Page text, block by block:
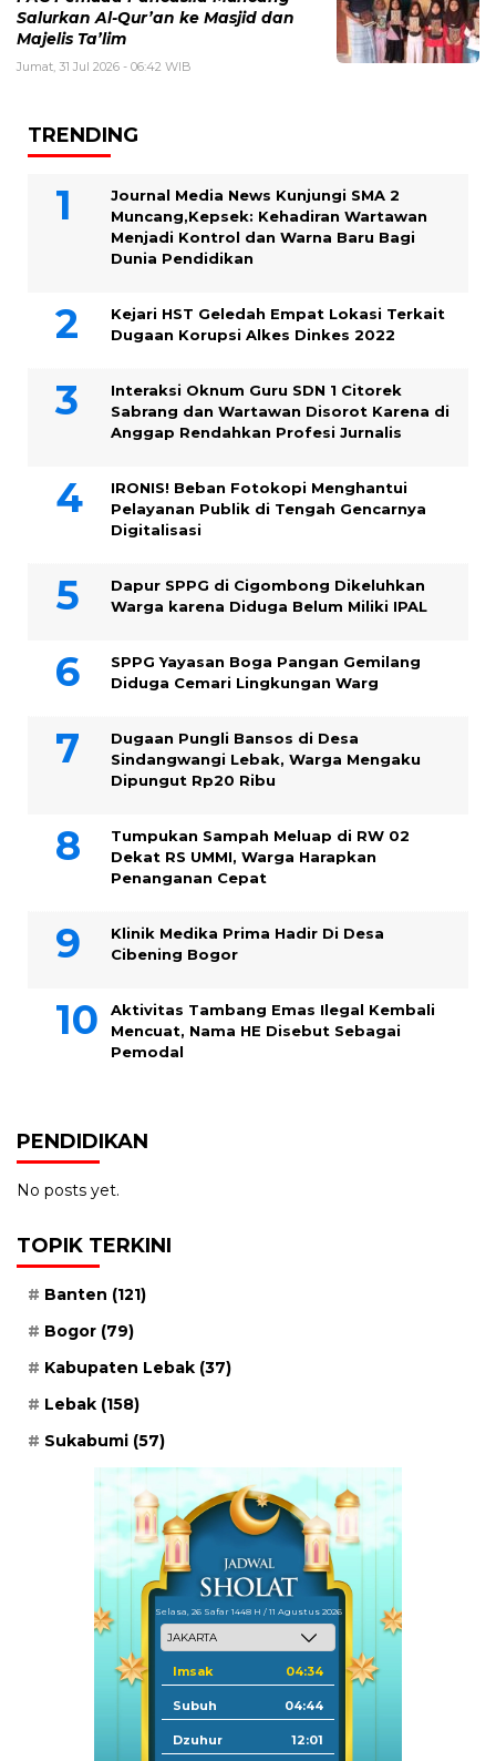
Salurkan Al-Qur’an ke Masjid dan
Majelis Ta’lim
Jumat, 31 Jul 2026 - 06:42 WIB
TRENDING
Journal Media News Kunjungi SMA 2
Muncang,Kepsek: Kehadiran Wartawan
Menjadi Kontrol dan Warna Baru Bagi
Dunia Pendidikan
Kejari HST Geledah Empat Lokasi Terkait
Dugaan Korupsi Alkes Dinkes 2022
Interaksi Oknum Guru SDN 1 Citorek
Sabrang dan Wartawan Disorot Karena di
Anggap Rendahkan Profesi Jurnalis
IRONIS! Beban Fotokopi Menghantui
Pelayanan Publik di Tengah Gencarnya
Digitalisasi
Dapur SPPG di Cigombong Dikeluhkan
Warga karena Diduga Belum Miliki IPAL
SPPG Yayasan Boga Pangan Gemilang
Diduga Cemari Lingkungan Warg
Dugaan Pungli Bansos di Desa
Sindangwangi Lebak, Warga Mengaku
Dipungut Rp20 Ribu
Tumpukan Sampah Meluap di RW 02
Dekat RS UMMI, Warga Harapkan
Penanganan Cepat
Klinik Medika Prima Hadir Di Desa
Cibening Bogor
Aktivitas Tambang Emas Ilegal Kembali
Mencuat, Nama HE Disebut Sebagai
Pemodal
PENDIDIKAN
No posts yet.
TOPIK TERKINI
Banten (121)
Bogor (79)
Kabupaten Lebak (37)
Lebak (158)
Sukabumi (57)
Selasa, 26 Safar 1448 H / 11 Agustus 2026
Imsak 04:34
Subuh 04:44
Dzuhur 12:01